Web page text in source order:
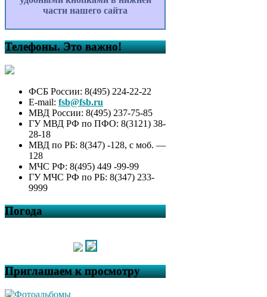
части нашего сайта
Телефоны. Это важно!
ФСБ России: 8(495) 224-22-22
E-mail: fsb@fsb.ru
МВД России: 8(495) 237-75-85
ГУ МВД РФ по ПФО: 8(3121) 38-
28-18
МВД по РБ: 8(347) -128, с моб. —
128
МЧС РФ: 8(495) 449 -99-99
ГУ МЧС РФ по РБ: 8(347) 233-
9999
Погода
Приглашаем к просмотру